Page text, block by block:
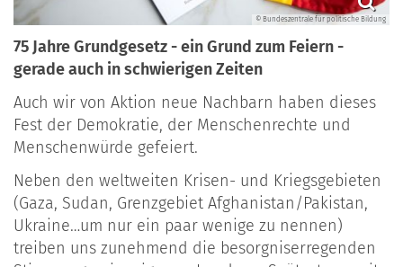
© Bundeszentrale für politische Bildung
75 Jahre Grundgesetz - ein Grund zum Feiern -
gerade auch in schwierigen Zeiten
Auch wir von Aktion neue Nachbarn haben dieses
Fest der Demokratie, der Menschenrechte und
Menschenwürde gefeiert.
Neben den weltweiten Krisen- und Kriegsgebieten
(Gaza, Sudan, Grenzgebiet Afghanistan/Pakistan,
Ukraine…um nur ein paar wenige zu nennen)
treiben uns zunehmend die besorgniserregenden